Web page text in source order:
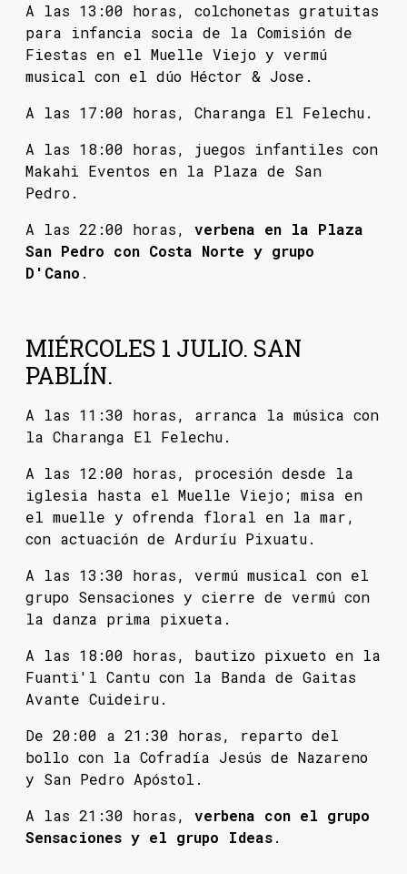
A las 13:00 horas, colchonetas gratuitas
para infancia socia de la Comisión de
Fiestas en el Muelle Viejo y vermú
musical con el dúo Héctor & Jose.
A las 17:00 horas, Charanga El Felechu.
A las 18:00 horas, juegos infantiles con
Makahi Eventos en la Plaza de San
Pedro.
A las 22:00 horas, verbena en la Plaza
San Pedro con Costa Norte y grupo
D'Cano .
MIÉRCOLES 1 JULIO. SAN
PABLÍN.
A las 11:30 horas, arranca la música con
la Charanga El Felechu.
A las 12:00 horas, procesión desde la
iglesia hasta el Muelle Viejo; misa en
el muelle y ofrenda floral en la mar,
con actuación de Arduríu Pixuatu.
A las 13:30 horas, vermú musical con el
grupo Sensaciones y cierre de vermú con
la danza prima pixueta.
A las 18:00 horas, bautizo pixueto en la
Fuanti'l Cantu con la Banda de Gaitas
Avante Cuideiru.
De 20:00 a 21:30 horas, reparto del
bollo con la Cofradía Jesús de Nazareno
y San Pedro Apóstol.
A las 21:30 horas, verbena con el grupo
Sensaciones y el grupo Ideas.